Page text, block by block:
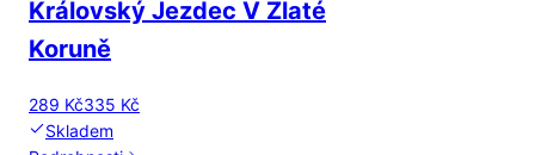
Královský Jezdec V Zlaté
Koruně
289 Kč335 Kč
Skladem